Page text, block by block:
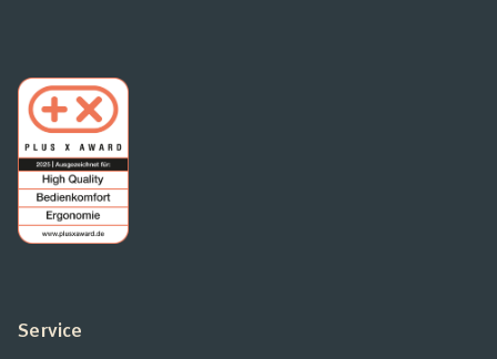
Service